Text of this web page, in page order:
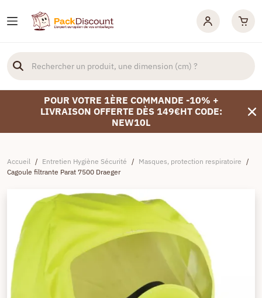
POUR VOTRE 1ÈRE COMMANDE -10% +
LIVRAISON OFFERTE DÈS 149€HT CODE:
NEW10L
Accueil / Entretien Hygiène Sécurité / Masques, protection respiratoire /
Cagoule filtrante Parat 7500 Draeger